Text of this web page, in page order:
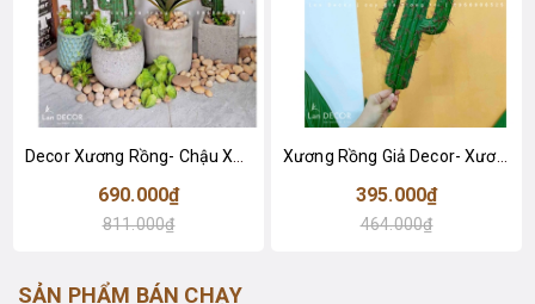
Decor Xương Rồng- Chậu Xương Rồng Trang Trí Phong Cách Sa Mạc (70cm)- CC956
690.000₫
811.000₫
Xương Rồng Giả Decor- Xương Rồng Giả Trang Trí Tiểu Cảnh (59cm)- LC3039
395.000₫
464.000₫
SẢN PHẨM BÁN CHẠY